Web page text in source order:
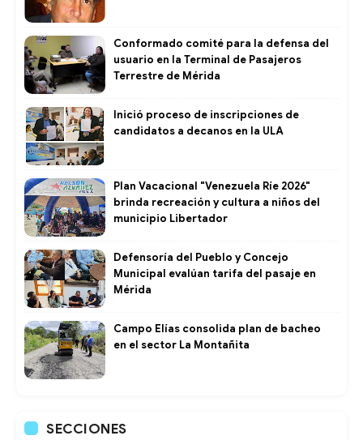
Conformado comité para la defensa del
usuario en la Terminal de Pasajeros
Terrestre de Mérida
Inició proceso de inscripciones de
candidatos a decanos en la ULA
Plan Vacacional "Venezuela Ríe 2026"
brinda recreación y cultura a niños del
municipio Libertador
Defensoría del Pueblo y Concejo
Municipal evalúan tarifa del pasaje en
Mérida
Campo Elías consolida plan de bacheo
en el sector La Montañita
SECCIONES